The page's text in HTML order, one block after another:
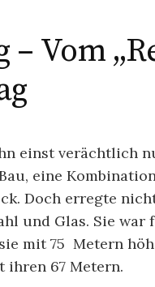
– Vom
einst verächtlich
eine
Doch erregte
und Glas. Sie war
mit 75 Metern
ihren 67 Metern.